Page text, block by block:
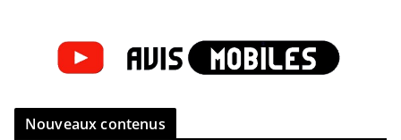
Nouveaux contenus